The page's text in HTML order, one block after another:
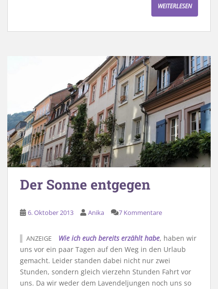
WEITERLESEN
Der Sonne entgegen
6. Oktober 2013 Anika 7 Kommentare
ANZEIGE Wie ich euch bereits erzählt habe, haben wir
uns vor ein paar Tagen auf den Weg in den Urlaub
gemacht. Leider standen dabei nicht nur zwei
Stunden, sondern gleich vierzehn Stunden Fahrt vor
uns. Da wir weder dem Lavendeljungen noch uns so